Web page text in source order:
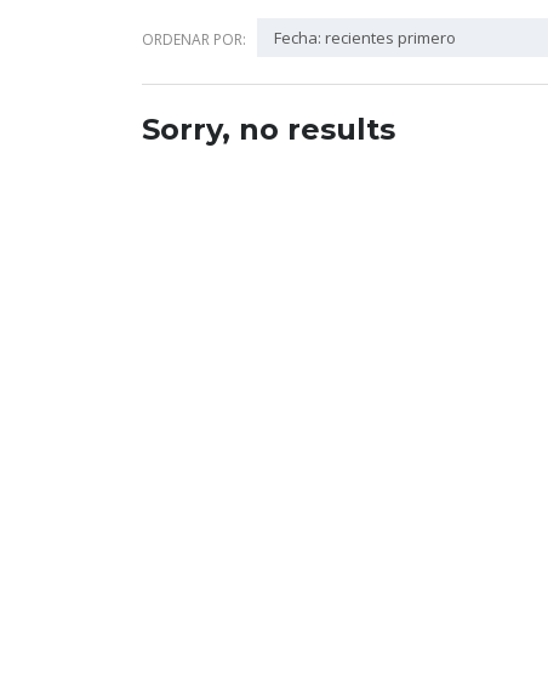
ORDENAR POR: Fecha: recientes primero
Sorry, no results